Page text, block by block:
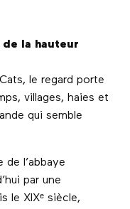
la hauteur
le regard porte
villages, haies et
qui semble
de l’abbaye
par une
le XIXᵉ siècle,